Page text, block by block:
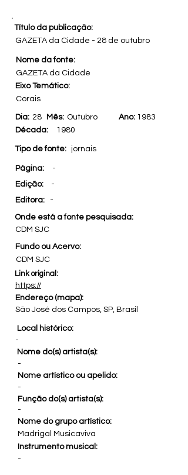
Título da publicação:
GAZETA da Cidade - 28 de outubro
Nome da fonte:
GAZETA da Cidade
Eixo Temático:
Corais
Dia:28 Mês: Outubro Ano:1983
Década:
1980
Tipo de fonte: jornais
Página:
-
Edição:
-
Editora:
-
Onde está a fonte pesquisada:
CDM SJC
Fundo ou Acervo:
CDM SJC
Link original:
https://
Endereço (mapa):
São José dos Campos, SP, Brasil
Local histórico:
-
Nome do(s) artista(s):
-
Nome artístico ou apelido:
-
Função do(s) artista(s):
-
Nome do grupo artístico:
Madrigal Musicaviva
Instrumento musical:
-